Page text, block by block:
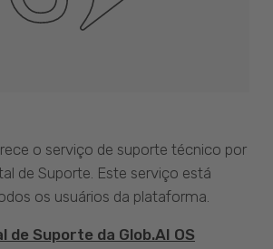
o serviço de suporte técnico por
de Suporte. Este serviço está
os usuários da plataforma.
de Suporte da Glob.AI OS